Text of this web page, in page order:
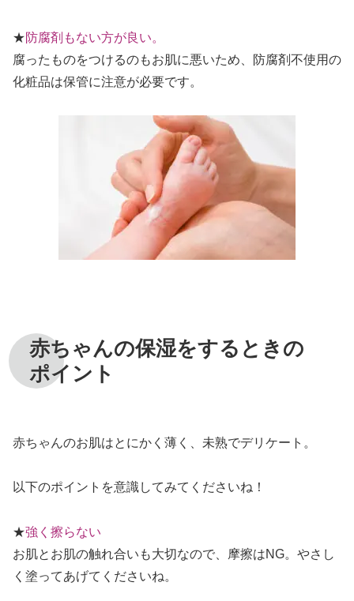
★防腐剤もない方が良い。
腐ったものをつけるのもお肌に悪いため、防腐剤不使用の
化粧品は保管に注意が必要です。
赤ちゃんの保湿をするときの
ポイント
赤ちゃんのお肌はとにかく薄く、未熟でデリケート。
以下のポイントを意識してみてくださいね！
★強く擦らない
お肌とお肌の触れ合いも大切なので、摩擦はNG。やさし
く塗ってあげてくださいね。